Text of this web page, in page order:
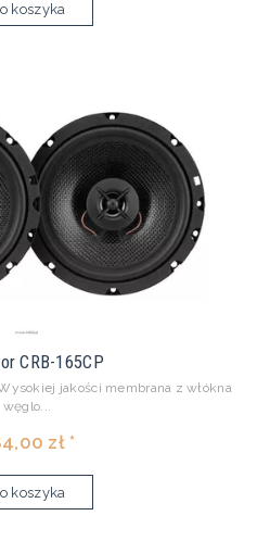
koszyka
CRB-165CP
jakości membrana z włókna
węglo...
zł *
koszyka